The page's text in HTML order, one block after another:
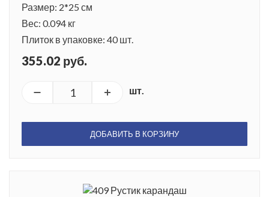
Размер: 2*25 см
Вес: 0.094 кг
Плиток в упаковке: 40 шт.
355.02 руб.
шт.
ДОБАВИТЬ В КОРЗИНУ